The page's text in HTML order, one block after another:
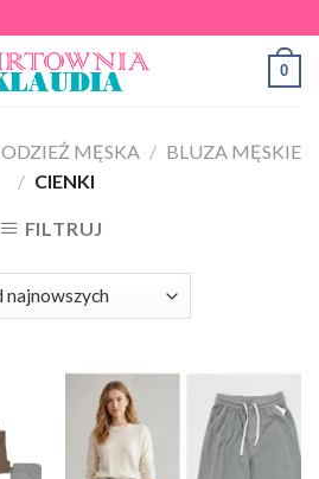
0
ODZIEŻ MĘSKA / BLUZA MĘSKIE
/ CIENKI
FILTRUJ